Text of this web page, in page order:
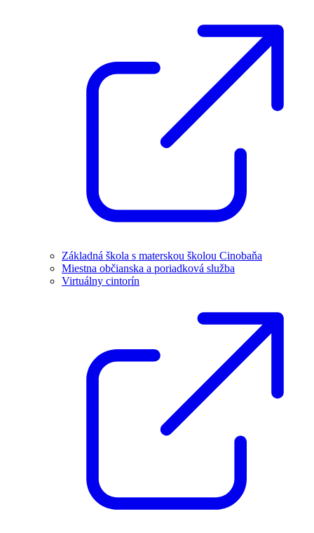
Základná škola s materskou školou Cinobaňa
Miestna občianska a poriadková služba
Virtuálny cintorín